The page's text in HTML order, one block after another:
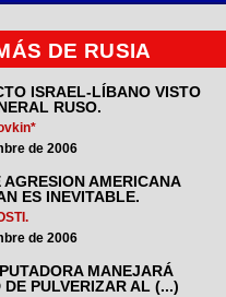
DE RUSIA
ISRAEL-LÍBANO VISTO
RUSO.
de 2006
AGRESION AMERICANA
ES INEVITABLE.
de 2006
MANEJARÁ
DE PULVERIZAR AL (...)